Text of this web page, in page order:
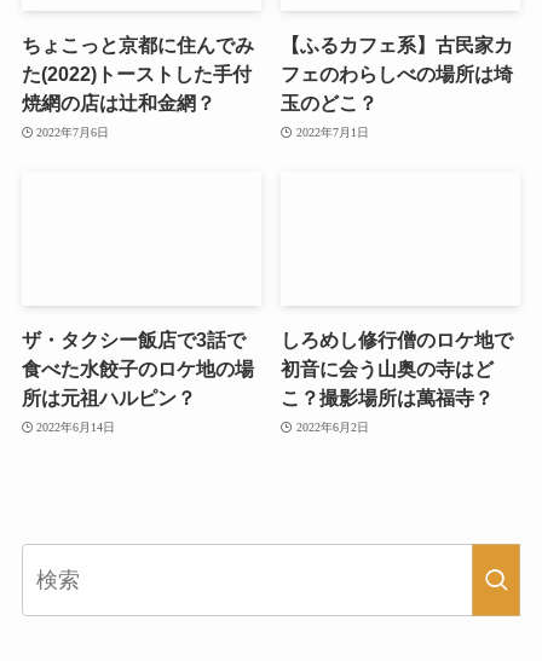
ちょこっと京都に住んでみ
た(2022)トーストした手付
焼網の店は辻和金網？
2022年7月6日
【ふるカフェ系】古民家カ
フェのわらしべの場所は埼
玉のどこ？
2022年7月1日
ザ・タクシー飯店で3話で
食べた水餃子のロケ地の場
所は元祖ハルピン？
2022年6月14日
しろめし修行僧のロケ地で
初音に会う山奥の寺はど
こ？撮影場所は萬福寺？
2022年6月2日